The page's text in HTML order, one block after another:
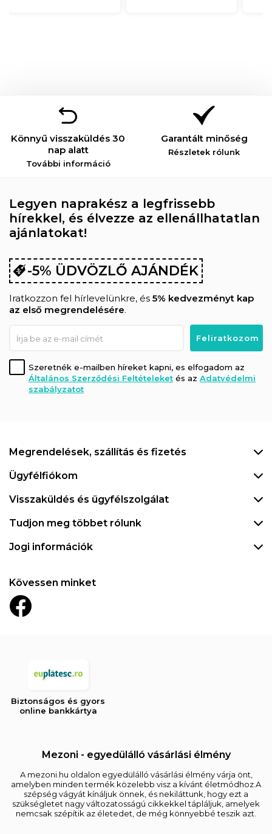
Könnyű visszaküldés 30
nap alatt
További információ
Garantált minőség
Részletek rólunk
Legyen naprakész a legfrissebb
hírekkel, és élvezze az ellenállhatatlan
ajánlatokat!
-5% ÜDVÖZLŐ AJÁNDÉK
Iratkozzon fel hírlevelünkre, és 5% kedvezményt kap
az első megrendelésére.
Szeretnék e-mailben híreket kapni, es elfogadom az
Általános Szerződési Feltételeket és az Adatvédelmi
szabályzatot
Megrendelések, szállítás és fizetés
Ügyfélfiókom
Visszaküldés és ügyfélszolgálat
Tudjon meg többet rólunk
Jogi információk
Kövessen minket
Biztonságos és gyors
online bankkártya
Mezoni - egyedülálló vásárlási élmény
A mezoni.hu oldalon egyedülálló vásárlási élmény várja önt,
amelyben minden termék közelebb visz a kívánt életmódhoz.A
szépség vágyát kínáljuk önnek, és nekiláttunk, hogy ezt a
szükségletet nagy változatosságú cikkekkel tápláljuk, amelyek
nemcsak szépítik az életedet, de még könnyebbé teszik azt.